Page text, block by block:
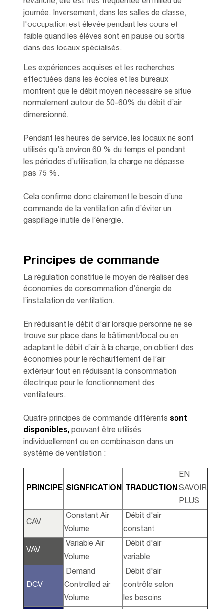
revanche, elle est très fréquentée en milieu de
journée. Inversement, dans les salles de classe,
l'occupation est élevée pendant les cours et
faible quand les élèves sont en pause ou sortis
dans des locaux spécialisés.
Les expériences acquises et les recherches
effectuées dans les écoles et les bureaux
montrent que le débit moyen nécessaire se situe
normalement autour de 50-60% du débit d’air
dimensionné.
Pendant les heures de service, les locaux ne sont
utilisés qu’à environ 60 % du temps et pendant
les périodes d’utilisation, la charge ne dépasse
pas 75 %.
Cela confirme donc clairement le besoin d’une
commande de la ventilation afin d’éviter un
gaspillage inutile de l’énergie.
Principes de commande
La régulation constitue le moyen de réaliser des
économies de consommation d’énergie de
l’installation de ventilation.
En réduisant le débit d’air lorsque personne ne se
trouve sur place dans le bâtiment/local ou en
adaptant le débit d’air à la charge, on obtient des
économies pour le réchauffement de l’air
extérieur tout en réduisant la consommation
électrique pour le fonctionnement des
ventilateurs.
Quatre principes de commande différents sont
disponibles, pouvant être utilisés
individuellement ou en combinaison dans un
système de ventilation :
PRINCIPE SIGNFICATION TRADUCTION
EN
SAVOIR
PLUS
CAV
Constant Air
Volume
Débit d'air
constant
VAV
Variable Air
Volume
Débit d'air
variable
DCV
Demand
Controlled air
Volume
Débit d'air
contrôle selon
les besoins